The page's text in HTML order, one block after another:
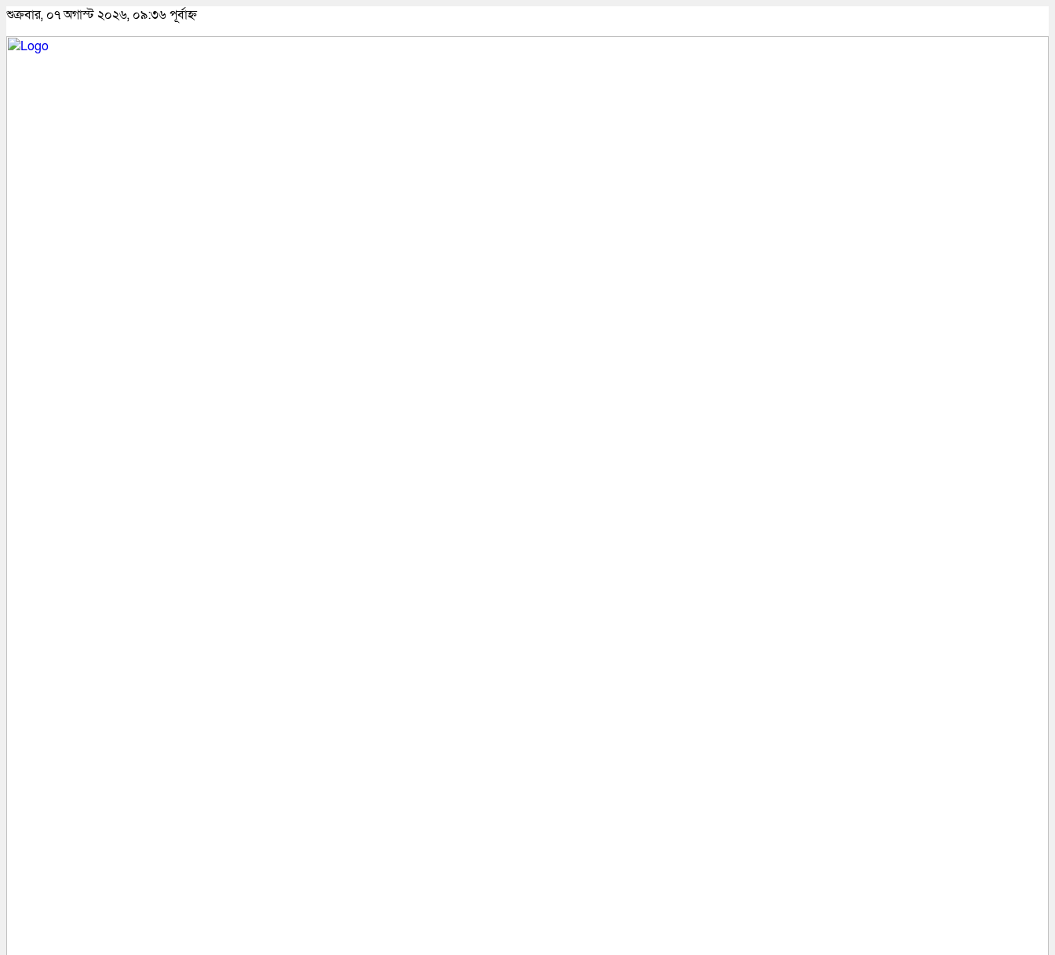
শুক্রবার, ০৭ অগাস্ট ২০২৬, ০৯:৩৬ পূর্বাহ্ন